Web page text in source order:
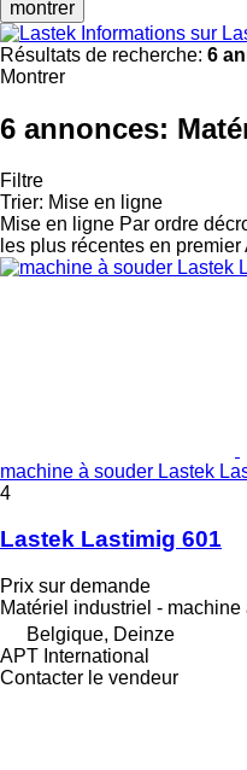
montrer
Informations sur
Résultats de recherche: 6
Montrer
6 annonces:
Filtre
Trier: Mise en ligne
Mise en ligne Par ordre
les plus récentes en premier
machine à souder Lastek
4
Lastek Lastimig 601
Prix sur demande
Matériel industriel - machine
Belgique, Deinze
APT International
Contacter le vendeur